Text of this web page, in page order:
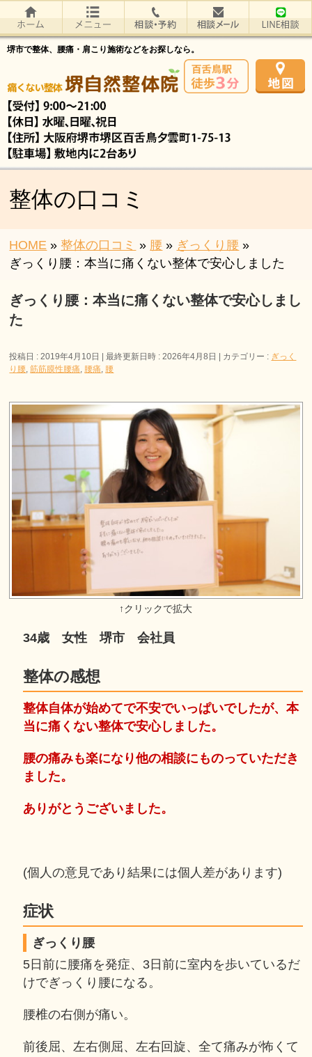
堺市で整体、腰痛・肩こり施術などをお探しなら。
整体の口コミ
HOME » 整体の口コミ » 腰 » ぎっくり腰 »
ぎっくり腰：本当に痛くない整体で安心しました
ぎっくり腰：本当に痛くない整体で安心しまし
た
投稿日 : 2019年4月10日 最終更新日時 : 2026年4月8日 カテゴリー : ぎっく
り腰,筋筋膜性腰痛, 腰痛, 腰
34歳 女性 堺市 会社員
整体の感想
整体自体が始めてで不安でいっぱいでしたが、本
当に痛くない整体で安心しました。
腰の痛みも楽になり他の相談にものっていただき
ました。
ありがとうございました。
(個人の意見であり結果には個人差があります)
症状
ぎっくり腰
5日前に腰痛を発症、3日前に室内を歩いているだ
けでぎっくり腰になる。
腰椎の右側が痛い。
前後屈、左右側屈、左右回旋、全て痛みが怖くて